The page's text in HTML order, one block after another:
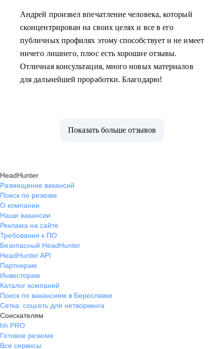
Андрей произвел впечатление человека, который
сконцентрирован на своих целях и все в его
публичных профилях этому способствует и не имеет
ничего лишнего, плюс есть хорошие отзывы.
Отличная консультация, много новых материалов
для дальнейшей проработки. Благодарю!
Показать больше отзывов
HeadHunter
Размещение вакансий
Поиск по резюме
О компании
Наши вакансии
Реклама на сайте
Требования к ПО
Безопасный HeadHunter
HeadHunter API
Партнерам
Инвесторам
Каталог компаний
Поиск по вакансиям в Береславке
Сетка: соцсеть для нетворкинга
Соискателям
hh PRO
Готовое резюме
Все сервисы